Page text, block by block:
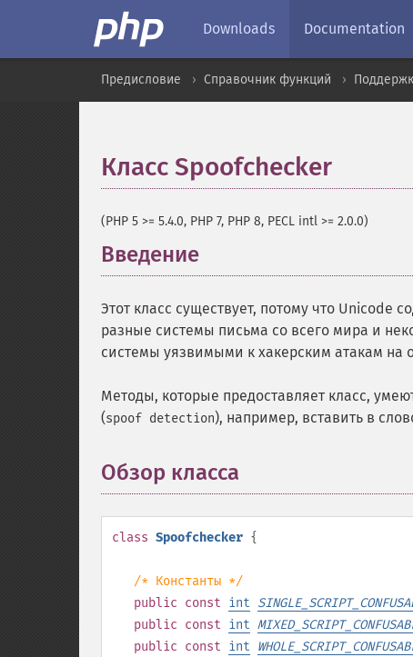
Downloads Documentation
Предисловие Справочник функций
Класс Spoofchecker
(PHP 5 >= 5.4.0, PHP 7, PHP 8, PECL intl >= 2.0.0)
Введение
Этот класс существует, потому что Unicode
разные системы письма со всего мира и
системы уязвимыми к хакерским атакам на
Методы, которые предоставляет класс,
(spoof detection), например, вставить в
Обзор класса
class Spoofchecker {
/* Константы */
public const int
public const int
public const int